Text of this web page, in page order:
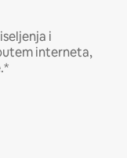
i
interneta,